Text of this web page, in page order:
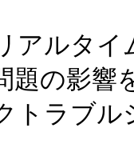
アルタ
題の影響
トラブ